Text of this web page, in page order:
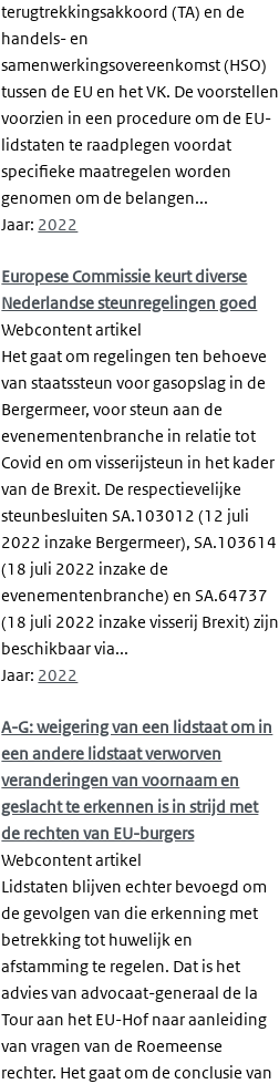
terugtrekkingsakkoord (TA) en de
handels- en
samenwerkingsovereenkomst (HSO)
tussen de EU en het VK. De voorstellen
voorzien in een procedure om de EU-
lidstaten te raadplegen voordat
specifieke maatregelen worden
genomen om de belangen...
Jaar: 2022
Europese Commissie keurt diverse
Nederlandse steunregelingen goed
Webcontent artikel
Het gaat om regelingen ten behoeve
van staatssteun voor gasopslag in de
Bergermeer, voor steun aan de
evenementenbranche in relatie tot
Covid en om visserijsteun in het kader
van de Brexit. De respectievelijke
steunbesluiten SA.103012 (12 juli
2022 inzake Bergermeer), SA.103614
(18 juli 2022 inzake de
evenementenbranche) en SA.64737
(18 juli 2022 inzake visserij Brexit) zijn
beschikbaar via...
Jaar: 2022
A-G: weigering van een lidstaat om in
een andere lidstaat verworven
veranderingen van voornaam en
geslacht te erkennen is in strijd met
de rechten van EU-burgers
Webcontent artikel
Lidstaten blijven echter bevoegd om
de gevolgen van die erkenning met
betrekking tot huwelijk en
afstamming te regelen. Dat is het
advies van advocaat-generaal de la
Tour aan het EU-Hof naar aanleiding
van vragen van de Roemeense
rechter. Het gaat om de conclusie van